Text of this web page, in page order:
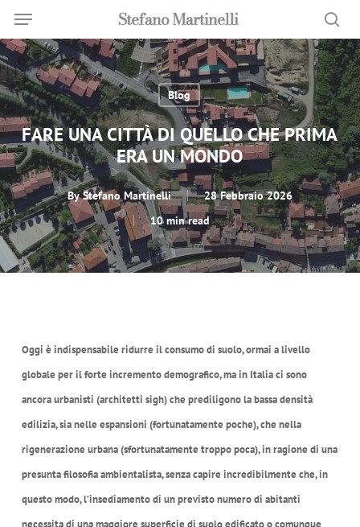
Skip
to
main
content
Menu
Blog
FARE UNA CITTÀ DI QUELLO CHE PRIMA
ERA UN MONDO
By Stefano Martinelli
28 Febbraio 2026
10 min read
Oggi è indispensabile ridurre il consumo di suolo, ormai a livello
globale per il forte incremento demografico, ma in Italia ci sono
ancora urbanisti (architetti sigh) che prediligono la bassa densità
edilizia, sia nelle espansioni (fortunatamente poche), che nella
rigenerazione urbana (sfortunatamente troppo poca), in ragione di una
presunta filosofia ambientalista, senza capire incredibilmente che, in
questo modo, l’insediamento di un previsto numero di abitanti
necessita di una maggiore superficie di suolo edificato o comunque
Menu